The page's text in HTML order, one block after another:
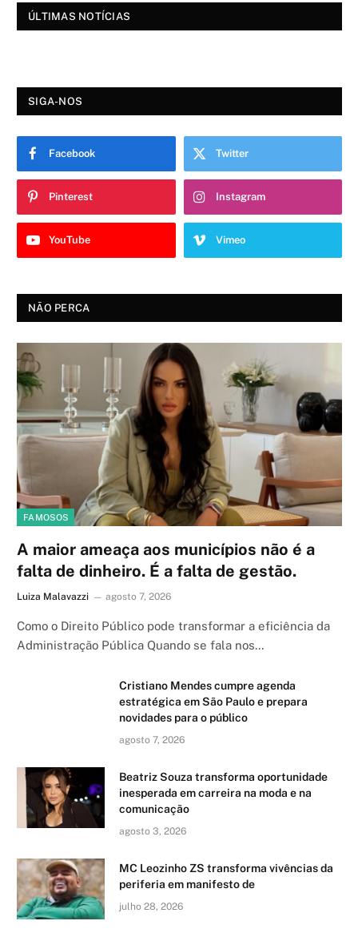
ÚLTIMAS NOTÍCIAS
SIGA-NOS
Facebook Twitter
Pinterest Instagram
YouTube Vimeo
NÃO PERCA
FAMOSOS
A maior ameaça aos municípios não é a
falta de dinheiro. É a falta de gestão.
Luiza Malavazzi agosto 7, 2026
Como o Direito Público pode transformar a eficiência da
Administração Pública Quando se fala nos…
Cristiano Mendes cumpre agenda
estratégica em São Paulo e prepara
novidades para o público
agosto 7, 2026
Beatriz Souza transforma oportunidade
inesperada em carreira na moda e na
comunicação
agosto 3, 2026
MC Leozinho ZS transforma vivências da
periferia em manifesto de
julho 28, 2026